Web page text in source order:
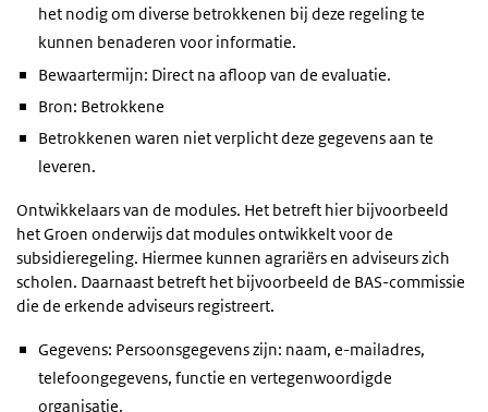
het nodig om diverse betrokkenen bij deze regeling te
kunnen benaderen voor informatie.
Bewaartermijn: Direct na afloop van de evaluatie.
Bron: Betrokkene
Betrokkenen waren niet verplicht deze gegevens aan te
leveren.
Ontwikkelaars van de modules. Het betreft hier bijvoorbeeld
het Groen onderwijs dat modules ontwikkelt voor de
subsidieregeling. Hiermee kunnen agrariërs en adviseurs zich
scholen. Daarnaast betreft het bijvoorbeeld de BAS-commissie
die de erkende adviseurs registreert.
Gegevens: Persoonsgegevens zijn: naam, e-mailadres,
telefoongegevens, functie en vertegenwoordigde
organisatie.